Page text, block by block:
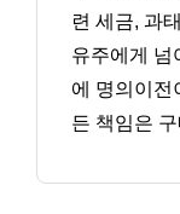
련 세금, 과
유주에게 넘
에 명의이전
든 책임은